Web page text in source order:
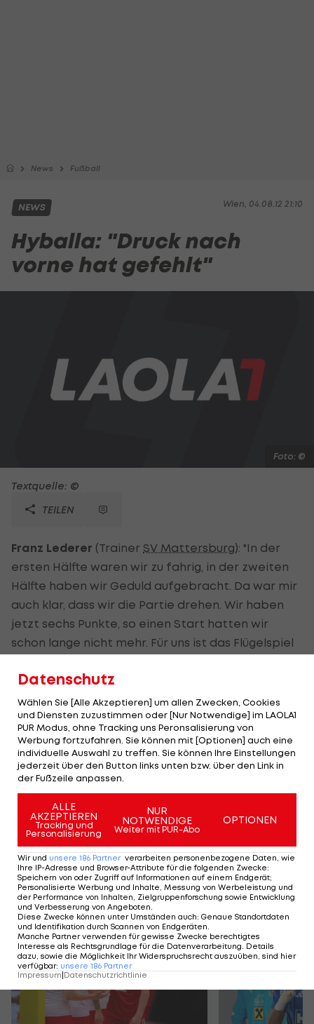
News Fußball
Wien, 04.08.12 21:10
NEWS
Hyballa: "Druck nach
vorne hat gefehlt"
Foto: ©
Textquelle: ©
TEILEN
Franz Lederer (Trainer SV Mattersburg): "In der
ersten Hälfte waren wir zu fahrig, in der zweiten
Hälfte haben wir Geduld aufgebracht. Da war mir
auch klar, dass wir die Partie drehen. Wir haben
jetzt sechs Punkte, so einen Start hatten wir
schon lange nicht mehr. Für uns ist das Flügelspiel
so dahingeplätschert. Mir hat bei uns der Druck
nach vorne gefehlt. Die erste Hälfte war sehr
positiv, wir hatten viele Ballstafetten. Wir hätten
in der ersten Hälfte das zweite Tor machen
müssen. Beim Spielstand von 1:1 waren wir lange im
Ballbesitz, haben aber nichts nach vorne
gebracht. Dieses Spiel brauchten wir nicht zu
Mehr zum Thema
Datenschutz
Wählen Sie [Alle Akzeptieren] um allen Zwecken, Cookies
und Diensten zuzustimmen oder [Nur Notwendige] im LAOLA1
PUR Modus, ohne Tracking uns Peronsalisierung von
Werbung fortzufahren. Sie können mit [Optionen] auch eine
individuelle Auswahl zu treffen. Sie können Ihre Einstellungen
jederzeit über den Button links unten bzw. über den Link in
der Fußzeile anpassen.
ALLE
AKZEPTIEREN
Tracking und
Personalisierung
NUR
NOTWENDIGE
Weiter mit PUR-Abo
OPTIONEN
Wir und unsere 186 Partner verarbeiten personenbezogene Daten, wie
Ihre IP-Adresse und Browser-Attribute für die folgenden Zwecke:
Speichern von oder Zugriff auf Informationen auf einem Endgerät;
Personalisierte Werbung und Inhalte, Messung von Werbeleistung und
der Performance von Inhalten, Zielgruppenforschung sowie Entwicklung
und Verbesserung von Angeboten.
Diese Zwecke können unter Umständen auch: Genaue Standortdaten
und Identifikation durch Scannen von Endgeräten.
Manche Partner verwenden für gewisse Zwecke berechtigtes
Interesse als Rechtsgrundlage für die Datenverarbeitung. Details
dazu, sowie die Möglichkeit Ihr Widerspruchsrecht auszuüben, sind hier
verfügbar: unsere 186 Partner
Impressum Datenschutzrichtlinie